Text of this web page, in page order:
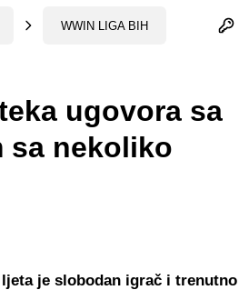
WWIN LIGA BIH
ugovora sa
sa nekoliko
je slobodan igrač i trenutno